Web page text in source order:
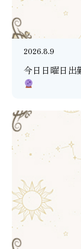
2026.8.9
今日日曜日出